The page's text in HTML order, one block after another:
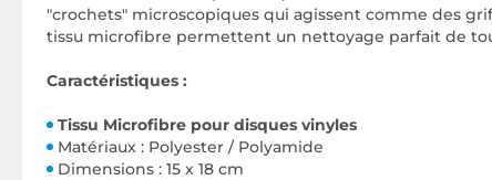
"crochets" microscopiques qui agissent comme des
tissu microfibre permettent un nettoyage parfait de
Caractéristiques :
Tissu Microfibre pour disques vinyles
Matériaux : Polyester / Polyamide
Dimensions : 15 x 18 cm